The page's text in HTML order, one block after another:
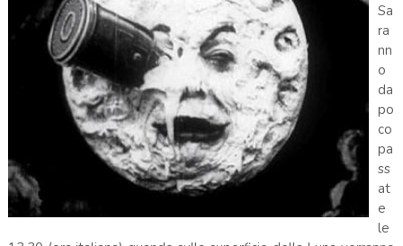
Sa
ra
nn
o
da
po
co
pa
ss
at
e
le